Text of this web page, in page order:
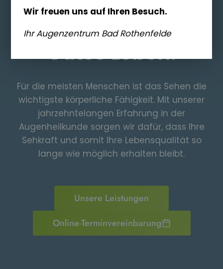
Augenzentrum Bad Rothenfelde
Gute Augen
Gutes Leben.
Für die meisten Menschen ist das Sehen die
wichtigste körperliche Fähigkeit. Mit unserer
jahrzehntelangen Erfahrung in der
Augenheilkunde sorgen wir dafür, dass Ihre
Sehkraft und somit Ihre Lebensqualität so
lange wie möglich erhalten bleibt.
Unsere Leistungen
Online-Terminvereinbarung
Wir freuen uns auf Ihren Besuch.
Ihr Augenzentrum Bad Rothenfelde